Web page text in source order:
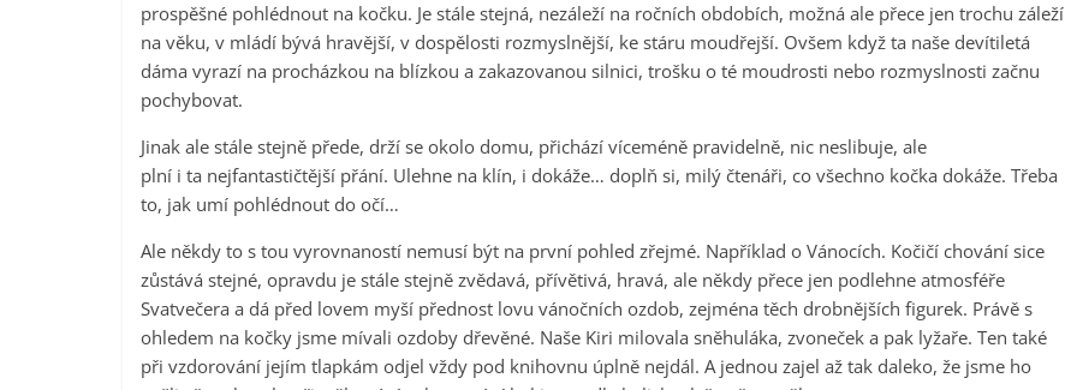
prospěšné pohlédnout na kočku. Je stále stejná, nezáleží na ročních obdobích, možná ale přece jen trochu záleží
na věku, v mládí bývá hravější, v dospělosti rozmyslnější, ke stáru moudřejší. Ovšem když ta naše devítiletá
dáma vyrazí na procházkou na blízkou a zakazovanou silnici, trošku o té moudrosti nebo rozmyslnosti začnu
pochybovat.
Jinak ale stále stejně přede, drží se okolo domu, přichází víceméně pravidelně, nic neslibuje, ale
plní i ta nejfantastičtější přání. Ulehne na klín, i dokáže… doplň si, milý čtenáři, co všechno kočka dokáže. Třeba
to, jak umí pohlédnout do očí…
Ale někdy to s tou vyrovnaností nemusí být na první pohled zřejmé. Například o Vánocích. Kočičí chování sice
zůstává stejné, opravdu je stále stejně zvědavá, přívětivá, hravá, ale někdy přece jen podlehne atmosféře
Svatvečera a dá před lovem myší přednost lovu vánočních ozdob, zejména těch drobnějších figurek. Právě s
ohledem na kočky jsme mívali ozdoby dřevěné. Naše Kiri milovala sněhuláka, zvoneček a pak lyžaře. Ten také
při vzdorování jejím tlapkám odjel vždy pod knihovnu úplně nejdál. A jednou zajel až tak daleko, že jsme ho